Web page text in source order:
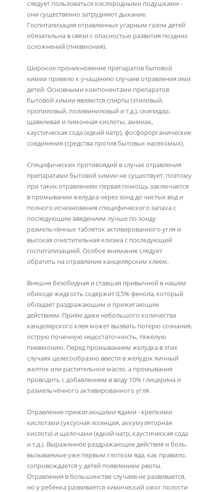
следует пользоваться кислородными подушками -
они существенно затрудняют дыхание.
Госпитализация отравленных угарным газом детей
обязательна в связи с опасностью развития поздних
осложнений (пневмония).
Широкое проникновение препаратов бытовой
химии привело к учащению случаев отравления ими
детей. Основными компонентами препаратов
бытовой химии являются спирты (этиловый,
пропиловый, поливиниловый и т.д.), скипидар,
щавелевая и лимонная кислоты, аммиак,
каустическая сода (едкий натр), фосфорорганические
соединения (средства против бытовых насекомых).
Специфических противоядий в случае отравления
препаратами бытовой химии не существует, поэтому
при таких отравлениях первая помощь заключается
в промывании желудка через зонд до чистых вод и
полного исчезновения специфического запаха с
последующим введением лучше по зонду
размельчённых таблеток активированного угля и
высокая очистительная клизма с последующей
госпитализацией. Особое внимание следует
обратить на отравление канцелярским клеем.
Внешне безобидная и ставшая привычной в нашем
обиходе жидкость содержит 0,5% фенола, который
обладает раздражающим и прижигающим
действием. Приём даже небольшого количества
канцелярского клея может вызвать потерю сознания,
острую почечную недостаточность, тяжёлую
пневмонию. Перед промыванием желудка в этих
случаях целесообразно ввести в желудок яичный
желток или растительное масло, а промывание
проводить с добавлением в воду 10% глицерина и
размельчённого активированного угля.
Отравление прижигающими ядами - крепкими
кислотами (уксусная эссенция, аккумуляторная
кислота) и щелочами (едкий натр, каустическая сода
и т.д.). Выраженное раздражающее действие и боль,
вызываемые уже первым глотком яда, как правило,
сопровождается у детей появлением рвоты.
Отравления в большинстве случаев не развивается,
но у ребёнка развивается химический ожог полости